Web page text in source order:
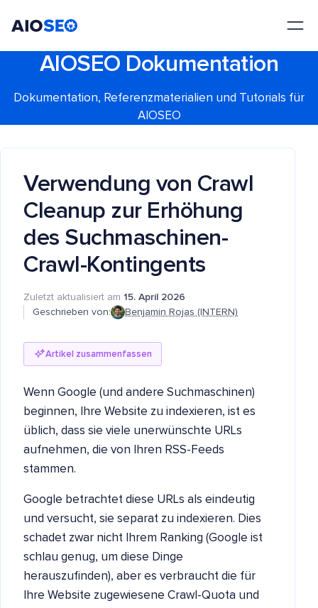
AIOSEO Dokumentation
Dokumentation, Referenzmaterialien und Tutorials für
AIOSEO
Verwendung von Crawl
Cleanup zur Erhöhung
des Suchmaschinen-
Crawl-Kontingents
Zuletzt aktualisiert am 15. April 2026
Geschrieben von:
Benjamin Rojas (INTERN)
Artikel zusammenfassen
Wenn Google (und andere Suchmaschinen)
beginnen, Ihre Website zu indexieren, ist es
üblich, dass sie viele unerwünschte URLs
aufnehmen, die von Ihren RSS-Feeds
stammen.
Google betrachtet diese URLs als eindeutig
und versucht, sie separat zu indexieren. Dies
schadet zwar nicht Ihrem Ranking (Google ist
schlau genug, um diese Dinge
herauszufinden), aber es verbraucht die für
Ihre Website zugewiesene Crawl-Quota und